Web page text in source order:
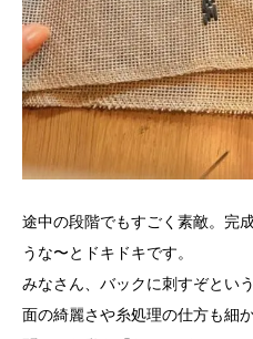
途中の段階でもすごく素敵。完
うな〜とドキドキです。
みなさん、バックに刺すぞとい
面の綺麗さや糸処理の仕方も細